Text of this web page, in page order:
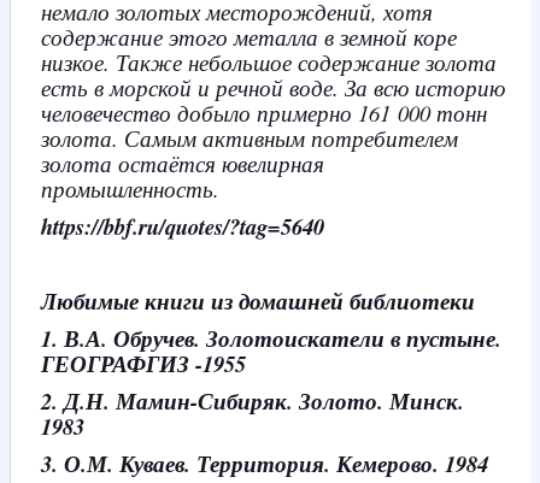
немало золотых месторождений, хотя
содержание этого металла в земной коре
низкое. Также небольшое содержание золота
есть в морской и речной воде. За всю историю
человечество добыло примерно 161 000 тонн
золота. Самым активным потребителем
золота остаётся ювелирная
промышленность.
https://bbf.ru/quotes/?tag=5640
Любимые книги из домашней библиотеки
1. В.А. Обручев. Золотоискатели в пустыне.
ГЕОГРАФГИЗ -1955
2. Д.Н. Мамин-Сибиряк. Золото. Минск.
1983
3. О.М. Куваев. Территория. Кемерово. 1984